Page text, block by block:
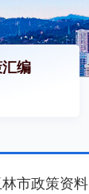
编
市政策资料